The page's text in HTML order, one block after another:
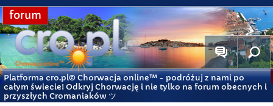
forum
Platforma cro.pl© Chorwacja online™ - podróżuj z nami po
całym świecie! Odkryj Chorwację i nie tylko na forum obecnych i
przyszłych Cromaniaków ツ